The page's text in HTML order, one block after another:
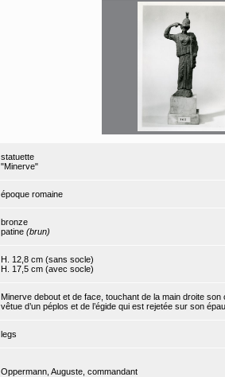
statuette
"Minerve"
époque romaine
bronze
patine (brun)
H. 12,8 cm (sans socle)
H. 17,5 cm (avec socle)
Minerve debout et de face, touchant de la main droite
vêtue d’un péplos et de l’égide qui est rejetée sur son
legs
Oppermann, Auguste, commandant